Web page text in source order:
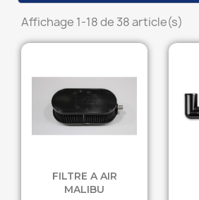
Affichage 1-18 de 38 article(s)
FILTRE A AIR
MALIBU